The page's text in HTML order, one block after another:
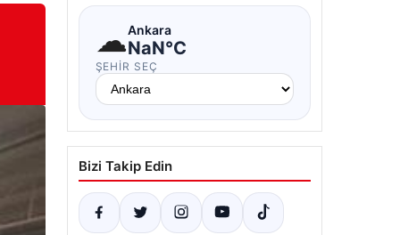
☁Ankara
NaN°C
ŞEHIR SEÇ
Bizi Takip Edin